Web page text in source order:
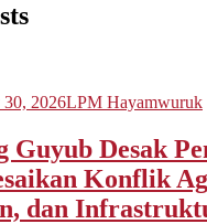
30, 2026LPM Hayamwuruk
Guyub Desak
Konflik
dan